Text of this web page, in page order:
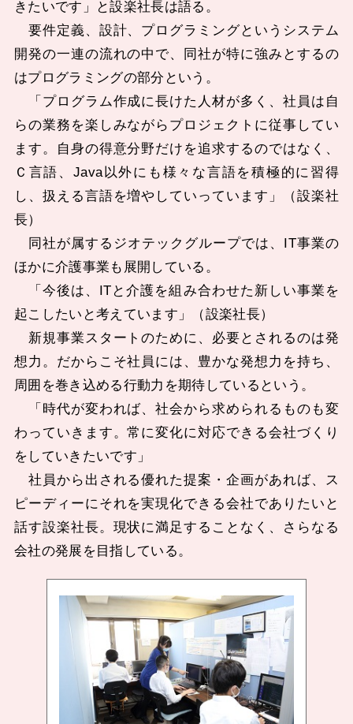
きたいです」と設楽社長は語る。
要件定義、設計、プログラミングというシステム
開発の一連の流れの中で、同社が特に強みとするの
はプログラミングの部分という。
「プログラム作成に長けた人材が多く、社員は自
らの業務を楽しみながらプロジェクトに従事してい
ます。自身の得意分野だけを追求するのではなく、
Ｃ言語、Java以外にも様々な言語を積極的に習得
し、扱える言語を増やしていっています」（設楽社
長）
同社が属するジオテックグループでは、IT事業の
ほかに介護事業も展開している。
「今後は、ITと介護を組み合わせた新しい事業を
起こしたいと考えています」（設楽社長）
新規事業スタートのために、必要とされるのは発
想力。だからこそ社員には、豊かな発想力を持ち、
周囲を巻き込める行動力を期待しているという。
「時代が変われば、社会から求められるものも変
わっていきます。常に変化に対応できる会社づくり
をしていきたいです」
社員から出される優れた提案・企画があれば、ス
ピーディーにそれを実現化できる会社でありたいと
話す設楽社長。現状に満足することなく、さらなる
会社の発展を目指している。